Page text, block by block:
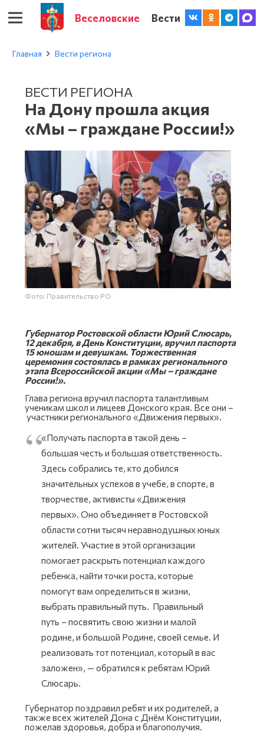
Веселовские Вести
Главная Вести региона
ВЕСТИ РЕГИОНА
На Дону прошла акция
«Мы – граждане России!»
Фото: Правительство РО
Губернатор Ростовской области Юрий Слюсарь,
12 декабря, в День Конституции, вручил паспорта
15 юношам и девушкам. Торжественная
церемония состоялась в рамках регионального
этапа Всероссийской акции «Мы – граждане
России!».
Глава региона вручил паспорта талантливым
ученикам школ и лицеев Донского края. Все они –
участники регионального «Движения первых».
«Получать паспорта в такой день –
большая честь и большая ответственность.
Здесь собрались те, кто добился
значительных успехов в учебе, в спорте, в
творчестве, активисты «Движения
первых». Оно объединяет в Ростовской
области сотни тысяч неравнодушных юных
жителей. Участие в этой организации
помогает раскрыть потенциал каждого
ребенка, найти точки роста, которые
помогут вам определиться в жизни,
выбрать правильный путь. Правильный
путь – посвятить свою жизни и малой
родине, и большой Родине, своей семье. И
реализовать тот потенциал, который в вас
заложен», — обратился к ребятам Юрий
Слюсарь.
Губернатор поздравил ребят и их родителей, а
также всех жителей Дона с Днём Конституции,
пожелав здоровья, добра и благополучия.